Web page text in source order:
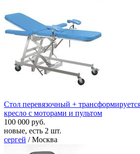
Стол перевязочный +
кресло с моторами и пультом
100 000 руб.
новые, есть 2 шт.
сергей / Москва